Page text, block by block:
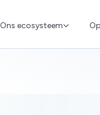
Ons ecosysteem